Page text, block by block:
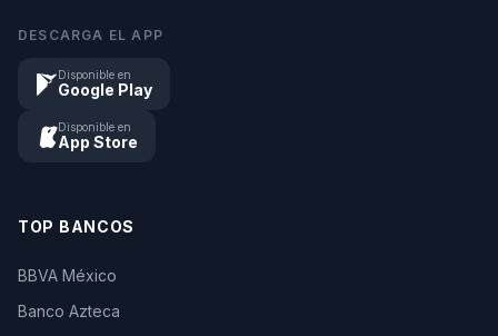
DESCARGA EL APP
Disponible en
Google Play
Disponible en
App Store
TOP BANCOS
BBVA México
Banco Azteca